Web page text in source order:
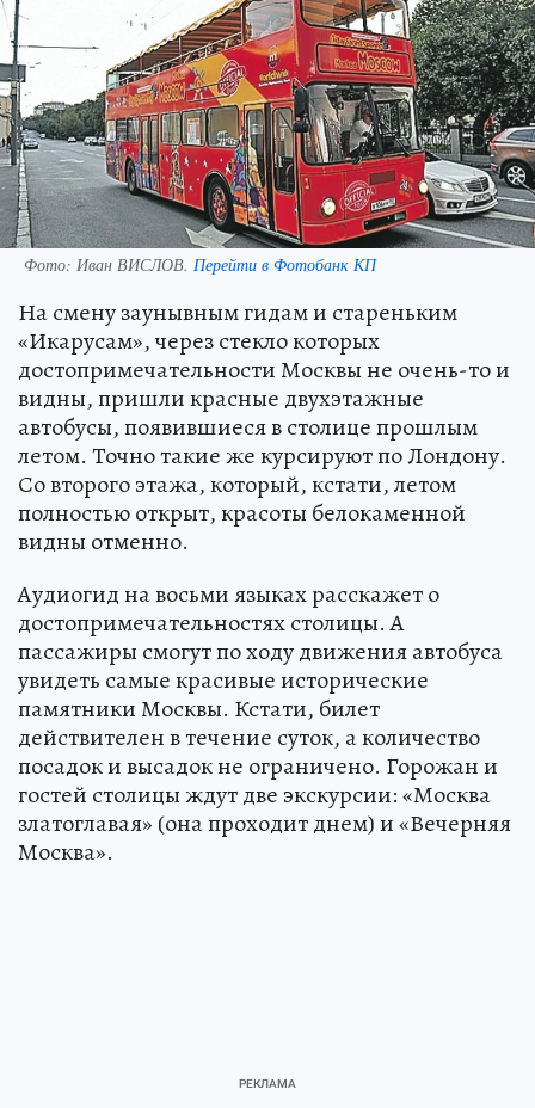
Фото: Иван ВИСЛОВ. Перейти в Фотобанк КП
На смену заунывным гидам и стареньким
«Икарусам», через стекло которых
достопримечательности Москвы не очень-то и
видны, пришли красные двухэтажные
автобусы, появившиеся в столице прошлым
летом. Точно такие же курсируют по Лондону.
Со второго этажа, который, кстати, летом
полностью открыт, красоты белокаменной
видны отменно.
Аудиогид на восьми языках расскажет о
достопримечательностях столицы. А
пассажиры смогут по ходу движения автобуса
увидеть самые красивые исторические
памятники Москвы. Кстати, билет
действителен в течение суток, а количество
посадок и высадок не ограничено. Горожан и
гостей столицы ждут две экскурсии: «Москва
златоглавая» (она проходит днем) и «Вечерняя
Москва».